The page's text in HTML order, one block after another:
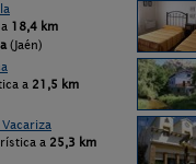
18,4 km
(Jaén)
a 21,5 km
a 25,3 km